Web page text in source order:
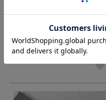
ほっこりとあたたかみを感じさせる
プレート M 21.5cm 4点セッ
ト Portoポルト 送料無料
当店特別価格 ¥4,900税込